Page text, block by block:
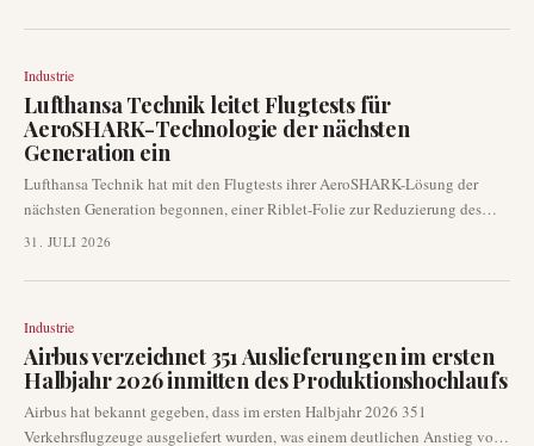
des Herstellers hin. Die Zahlen sind ein wichtiger Indikator für den
Flottenplanung und die Aussichten der Zulieferer.
Industrie
Lufthansa Technik leitet Flugtests für
AeroSHARK-Technologie der nächsten
Generation ein
Lufthansa Technik hat mit den Flugtests ihrer AeroSHARK-Lösung der
nächsten Generation begonnen, einer Riblet-Folie zur Reduzierung des
aerodynamischen Luftwiderstands. Diese Tests werden an einem operativen
unter realen Bedingungen zu validieren und die anhaltenden Prioritäten
Emissionsreduzierung zu berücksichtigen.
31. JULI 2026
Industrie
Airbus verzeichnet 351 Auslieferungen im ersten
Halbjahr 2026 inmitten des Produktionshochlaufs
Airbus hat bekannt gegeben, dass im ersten Halbjahr 2026 351
Verkehrsflugzeuge ausgeliefert wurden, was einem deutlichen Anstieg von